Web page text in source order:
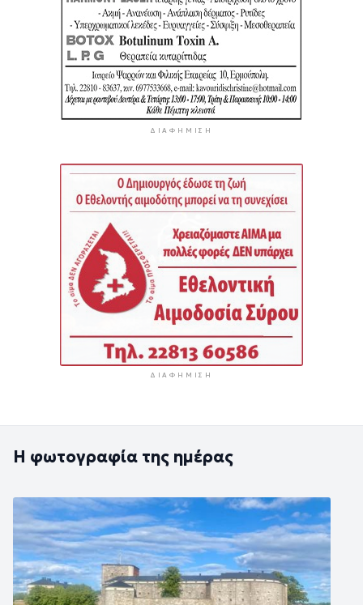
ΔΙΑΦΉΜΙΣΗ
ΔΙΑΦΉΜΙΣΗ
Η φωτογραφία της ημέρας
Εικόνα